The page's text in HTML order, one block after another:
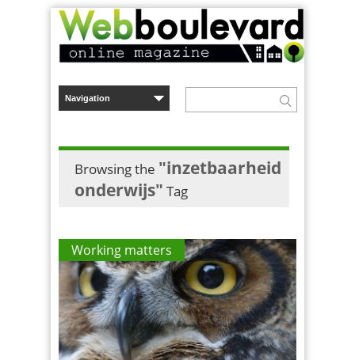
Browsing the "inzetbaarheid
onderwijs" Tag
Working matters